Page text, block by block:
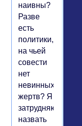
наивны?
Разве
есть
политики,
на чьей
совести
нет
невинных
жертв? Я
затрудняюсь
назвать